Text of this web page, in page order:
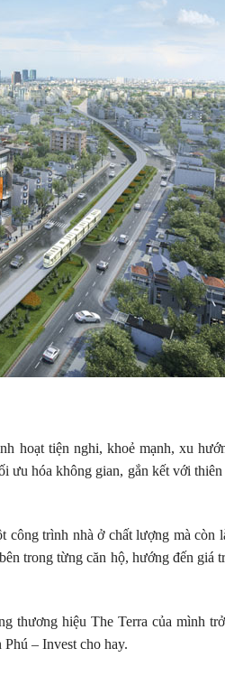
hoạt tiện nghi, khoẻ mạnh, xu
ưu hóa không gian, gắn kết với thiên
công trình nhà ở chất lượng mà còn
trong từng căn hộ, hướng đến giá
thương hiệu The Terra của mình
– Invest cho hay.